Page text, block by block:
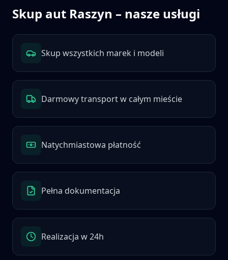
Skup aut Raszyn – nasze usługi
Skup wszystkich marek i modeli
Darmowy transport w całym mieście
Natychmiastowa płatność
Pełna dokumentacja
Realizacja w 24h